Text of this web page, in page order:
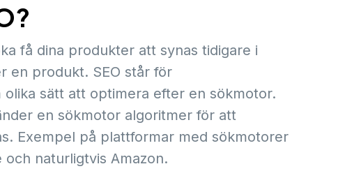
få dina produkter att synas tidigare i
en produkt. SEO står för
sätt att optimera efter en sökmotor.
en sökmotor algoritmer för att
Exempel på plattformar med sökmotorer
och naturligtvis Amazon.